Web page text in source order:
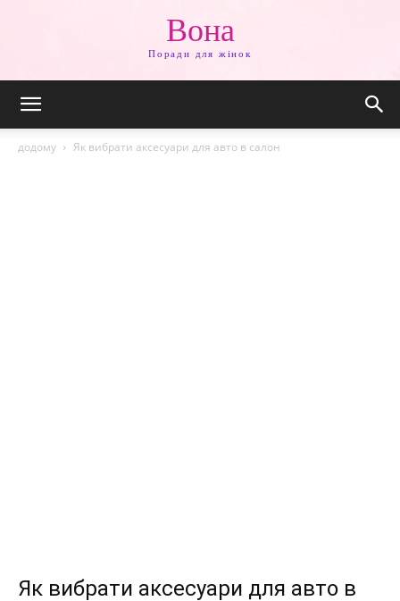
Вона
Поради для жінок
додому Як вибрати аксесуари для авто в салон
Як вибрати аксесуари для авто в